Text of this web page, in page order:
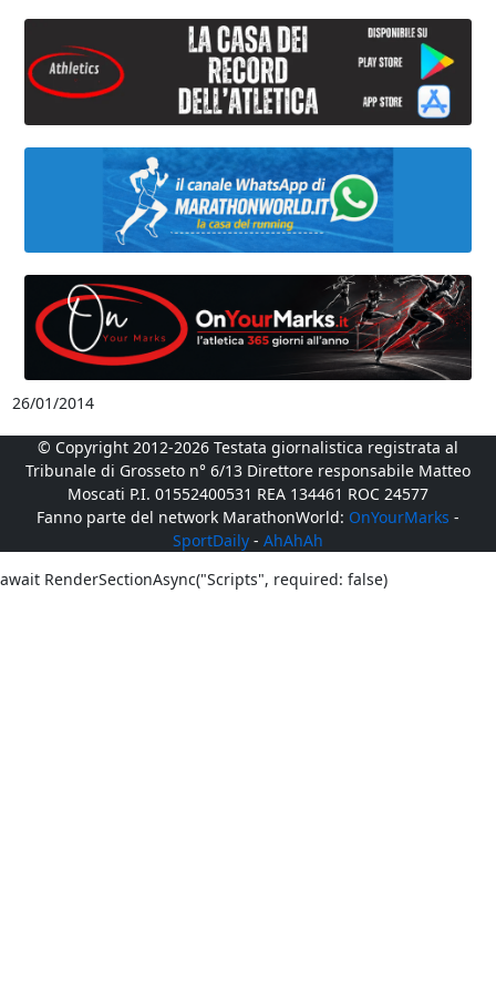
26/01/2014
© Copyright 2012-2026 Testata giornalistica registrata al
Tribunale di Grosseto n° 6/13 Direttore responsabile Matteo
Moscati P.I. 01552400531 REA 134461 ROC 24577
Fanno parte del network MarathonWorld: OnYourMarks -
SportDaily - AhAhAh
await RenderSectionAsync("Scripts", required: false)